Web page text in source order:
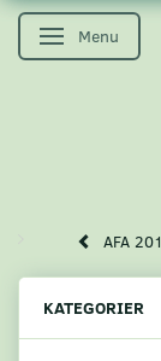
SkifteMenu
AFA
KATEGORIER